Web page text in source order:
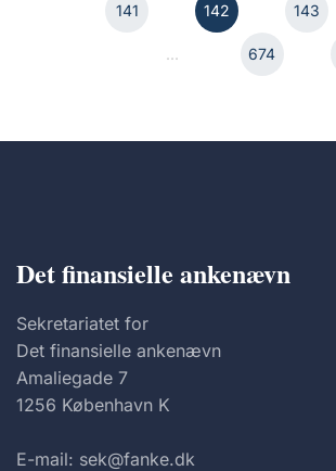
141 142 143
... 674
Det finansielle ankenævn
Sekretariatet for
Det finansielle ankenævn
Amaliegade 7
1256 København K
E-mail: sek@fanke.dk